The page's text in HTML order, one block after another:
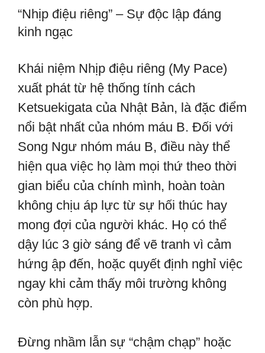
“Nhịp điệu riêng” – Sự độc lập đáng
kinh ngạc
Khái niệm Nhịp điệu riêng (My Pace)
xuất phát từ hệ thống tính cách
Ketsuekigata của Nhật Bản, là đặc điểm
nổi bật nhất của nhóm máu B. Đối với
Song Ngư nhóm máu B, điều này thể
hiện qua việc họ làm mọi thứ theo thời
gian biểu của chính mình, hoàn toàn
không chịu áp lực từ sự hối thúc hay
mong đợi của người khác. Họ có thể
dậy lúc 3 giờ sáng để vẽ tranh vì cảm
hứng ập đến, hoặc quyết định nghỉ việc
ngay khi cảm thấy môi trường không
còn phù hợp.
Đừng nhầm lẫn sự “chậm chạp” hoặc